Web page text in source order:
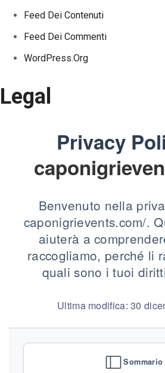
Feed Dei Contenuti
Feed Dei Commenti
WordPress.org
Legal
Privacy
Benvenuto nella
caponigrievents.com/.
aiuterà a
raccogliamo, perché li
quali sono i tuoi
Ultima modifica: 30
Sommario